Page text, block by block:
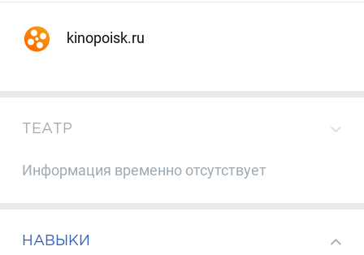
kinopoisk.ru
ТЕАТР
Информация временно отсутствует
НАВЫКИ